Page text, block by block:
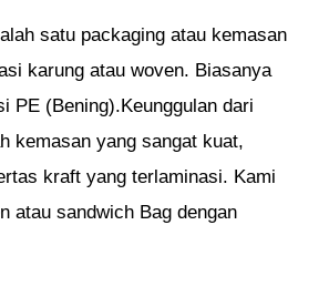
satu packaging atau kemasan
karung atau woven. Biasanya
PE (Bening).Keunggulan dari
kemasan yang sangat kuat,
kraft yang terlaminasi. Kami
atau sandwich Bag dengan